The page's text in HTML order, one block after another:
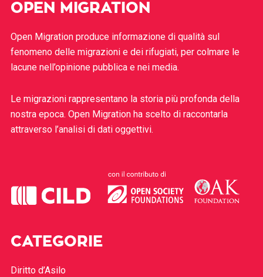
OPEN MIGRATION
Open Migration produce informazione di qualità sul
fenomeno delle migrazioni e dei rifugiati, per colmare le
lacune nell’opinione pubblica e nei media.
Le migrazioni rappresentano la storia più profonda della
nostra epoca. Open Migration ha scelto di raccontarla
attraverso l’analisi di dati oggettivi.
CATEGORIE
Diritto d’Asilo